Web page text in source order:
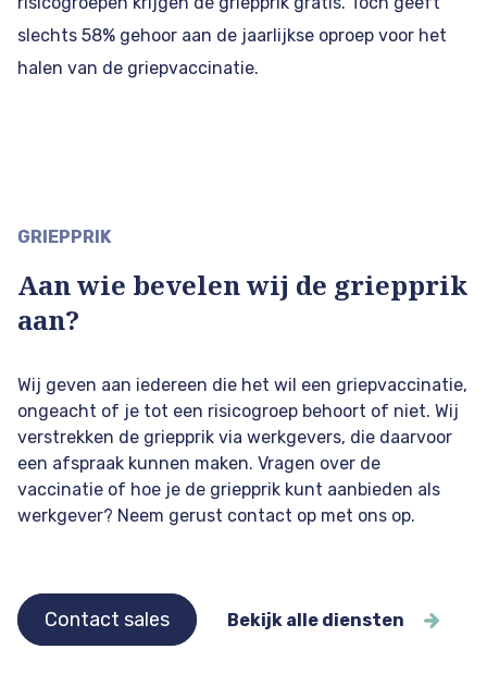
slechts 58% gehoor aan de jaarlijkse oproep voor het
halen van de griepvaccinatie.
GRIEPPRIK
Aan wie bevelen wij de griepprik
aan?
Wij geven aan iedereen die het wil een griepvaccinatie,
ongeacht of je tot een risicogroep behoort of niet. Wij
verstrekken de griepprik via werkgevers, die daarvoor
een afspraak kunnen maken. Vragen over de
vaccinatie of hoe je de griepprik kunt aanbieden als
werkgever? Neem gerust contact op met ons op.
Contact sales Bekijk alle diensten